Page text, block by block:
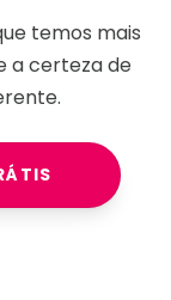
temos mais
a certeza de